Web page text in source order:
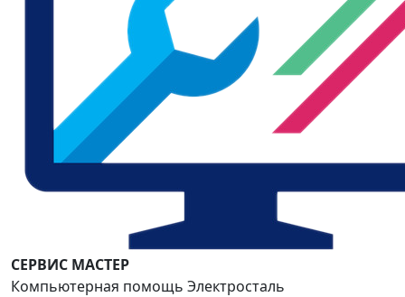
СЕРВИС МАСТЕР
Компьютерная помощь Электросталь